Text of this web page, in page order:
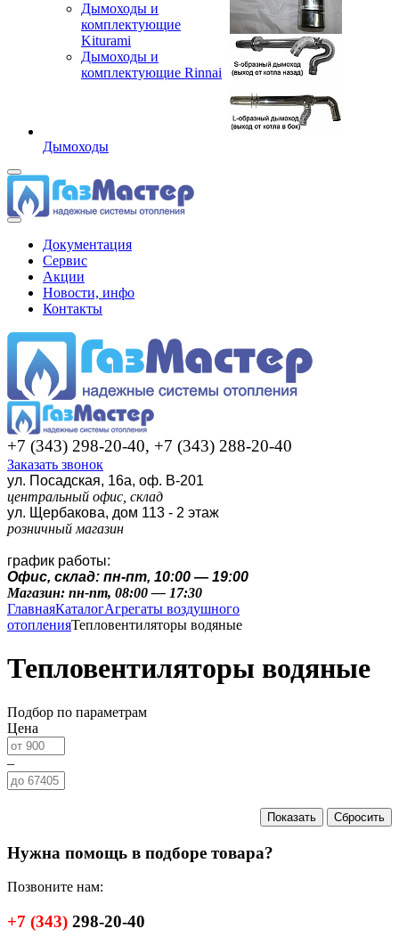
Дымоходы и
комплектующие
Kiturami
Дымоходы и
комплектующие Rinnai
Дымоходы
Документация
Сервис
Акции
Новости, инфо
Контакты
+7 (343) 298-20-40, +7 (343) 288-20-40
Заказать звонок
ул. Посадская, 16а, оф. В-201
центральный офис, склад
ул. Щербакова, дом 113 - 2 этаж
розничный магазин
график работы:
Офис, склад: пн-пт, 10:00 — 19:00
Магазин: пн-пт, 08:00 — 17:30
ГлавнаяКаталогАгрегаты воздушного
отопленияТепловентиляторы водяные
Тепловентиляторы водяные
Подбор по параметрам
Цена
–
Нужна помощь в подборе товара?
Позвоните нам:
+7 (343) 298-20-40